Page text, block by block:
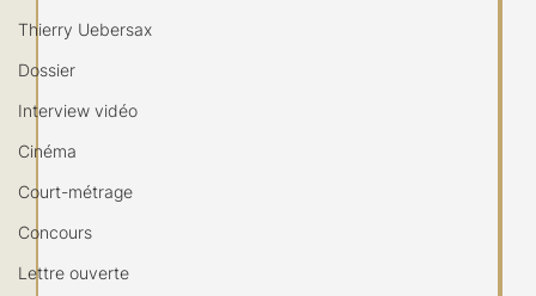
Thierry Uebersax
Dossier
Interview vidéo
Cinéma
Court-métrage
Concours
Lettre ouverte